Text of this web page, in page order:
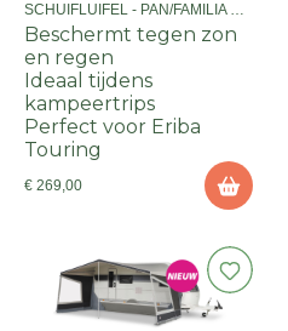
SCHUIFLUIFEL - PAN/FAMILIA GT
- EXCLUSIEF FRAME
Beschermt tegen zon
en regen
Ideaal tijdens
kampeertrips
Perfect voor Eriba
Touring
€ 269,00